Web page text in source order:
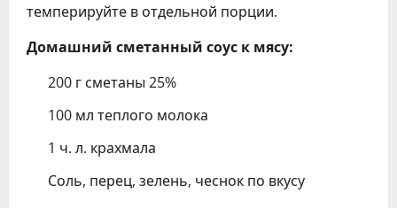
темперируйте в отдельной порции.
Домашний сметанный соус к мясу:
200 г сметаны 25%
100 мл теплого молока
1 ч. л. крахмала
Соль, перец, зелень, чеснок по вкусу